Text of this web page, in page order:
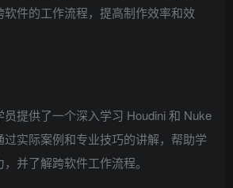
软件的工作流程，提高制作效率和效
提供了一个深入学习 Houdini 和 Nuke
实际案例和专业技巧的讲解，帮助学
并了解跨软件工作流程。